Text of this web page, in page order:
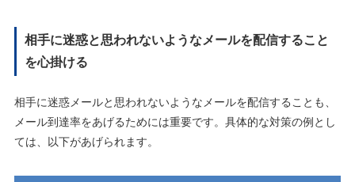
相手に迷惑と思われないようなメールを配信すること
を心掛ける
相手に迷惑メールと思われないようなメールを配信することも、
メール到達率をあげるためには重要です。具体的な対策の例とし
ては、以下があげられます。